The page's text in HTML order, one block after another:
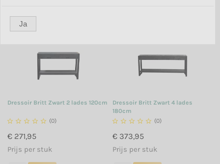
Dressoir Britt Zwart 2 lades 120cm
     (0)
€ 271,95
Prijs per stuk
Dressoir Britt Zwart 4 lades
180cm
     (0)
€ 373,95
Prijs per stuk
Ja